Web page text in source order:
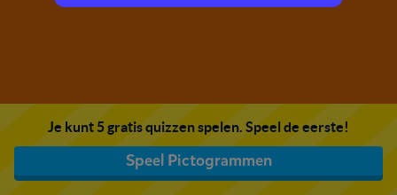
Je kunt 5 gratis quizzen spelen. Speel de eerste!
Speel Pictogrammen